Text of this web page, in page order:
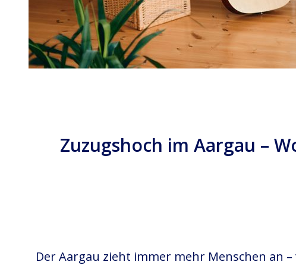
Zuzugshoch im Aargau –
Der Aargau zieht immer mehr Menschen an